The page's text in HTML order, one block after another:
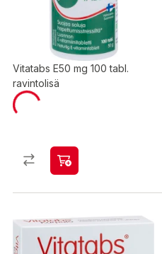
Vitatabs E50 mg 100 tabl.
ravintolisä